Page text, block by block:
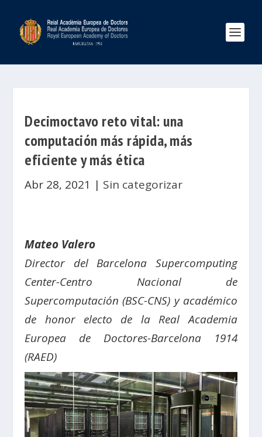
Decimoctavo reto vital: una
computación más rápida, más
eficiente y más ética
Abr 28, 2021 | Sin categorizar
Mateo Valero
Director del Barcelona Supercomputing
Center-Centro Nacional de
Supercomputación (BSC-CNS) y académico
de honor electo de la Real Academia
Europea de Doctores-Barcelona 1914
(RAED)